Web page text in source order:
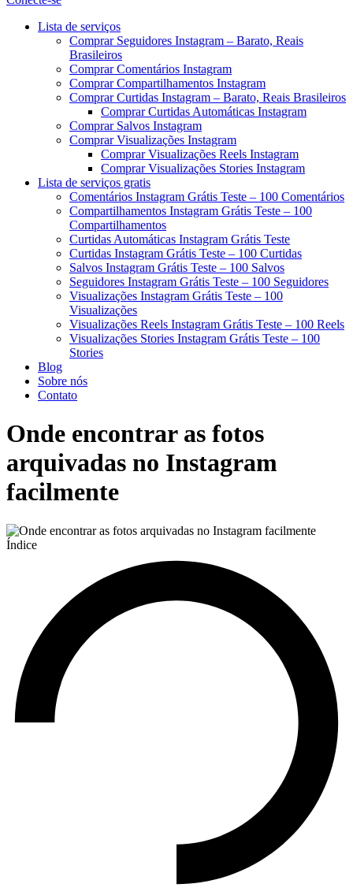
Menu
Lista de serviços
Comprar Seguidores Instagram – Barato, Reais
Brasileiros
Comprar Comentários Instagram
Comprar Compartilhamentos Instagram
Comprar Curtidas Instagram – Barato, Reais Brasileiros
Comprar Curtidas Automáticas Instagram
Comprar Salvos Instagram
Comprar Visualizações Instagram
Comprar Visualizações Reels Instagram
Comprar Visualizações Stories Instagram
Lista de serviços gratis
Comentários Instagram Grátis Teste – 100 Comentários
Compartilhamentos Instagram Grátis Teste – 100
Compartilhamentos
Curtidas Automáticas Instagram Grátis Teste
Curtidas Instagram Grátis Teste – 100 Curtidas
Salvos Instagram Grátis Teste – 100 Salvos
Seguidores Instagram Grátis Teste – 100 Seguidores
Visualizações Instagram Grátis Teste – 100
Visualizações
Visualizações Reels Instagram Grátis Teste – 100 Reels
Visualizações Stories Instagram Grátis Teste – 100
Stories
Blog
Sobre nós
Contato
Onde encontrar as fotos
arquivadas no Instagram
facilmente
Índice